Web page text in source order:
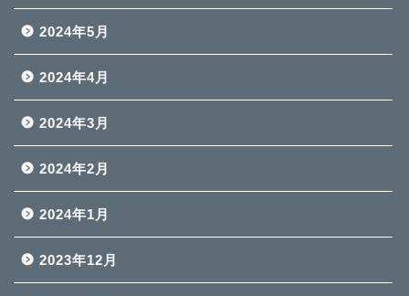
2024年5月
2024年4月
2024年3月
2024年2月
2024年1月
2023年12月